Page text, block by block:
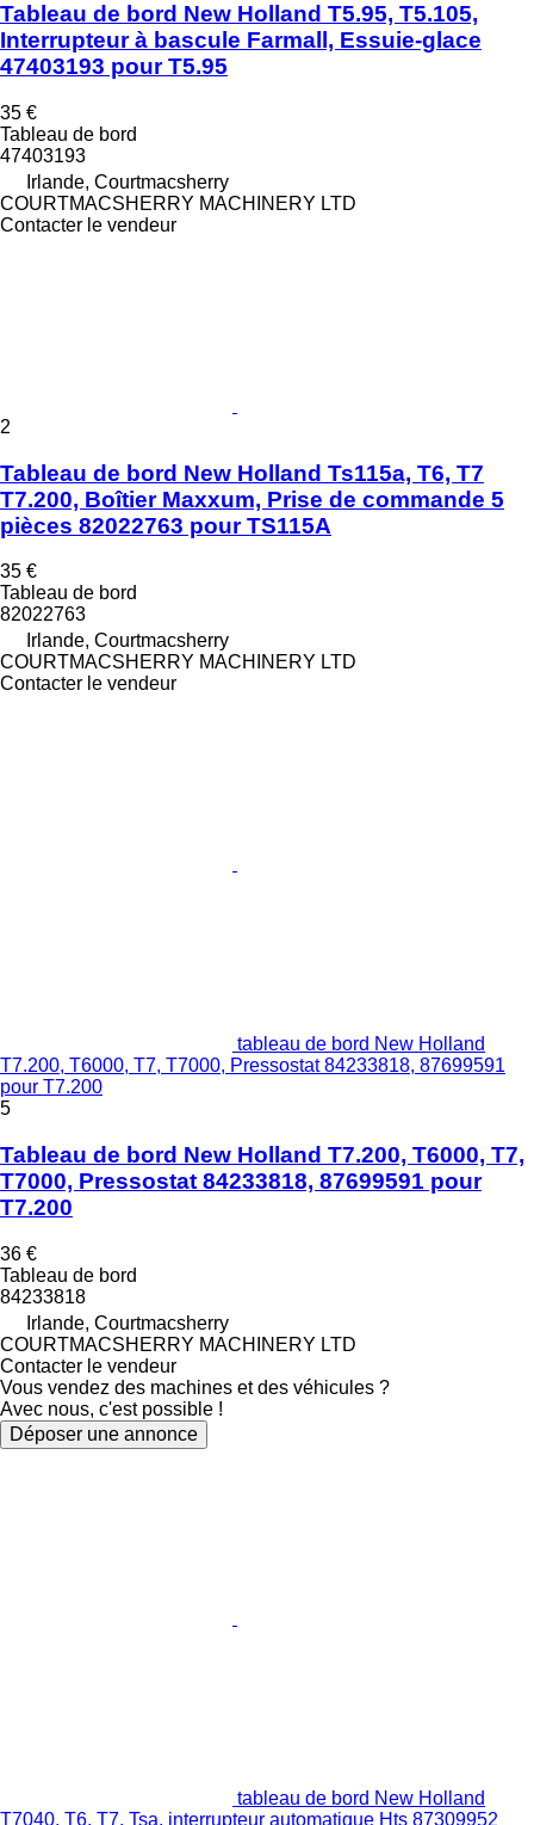
Tableau de bord New Holland T5.95, T5.105,
Interrupteur à bascule Farmall, Essuie-glace
47403193 pour T5.95
35 €
Tableau de bord
47403193
Irlande, Courtmacsherry
COURTMACSHERRY MACHINERY LTD
Contacter le vendeur
2
Tableau de bord New Holland Ts115a, T6, T7
T7.200, Boîtier Maxxum, Prise de commande 5
pièces 82022763 pour TS115A
35 €
Tableau de bord
82022763
Irlande, Courtmacsherry
COURTMACSHERRY MACHINERY LTD
Contacter le vendeur
tableau de bord New Holland
T7.200, T6000, T7, T7000, Pressostat 84233818, 87699591
pour T7.200
5
Tableau de bord New Holland T7.200, T6000, T7,
T7000, Pressostat 84233818, 87699591 pour
T7.200
36 €
Tableau de bord
84233818
Irlande, Courtmacsherry
COURTMACSHERRY MACHINERY LTD
Contacter le vendeur
Vous vendez des machines et des véhicules ?
Avec nous, c'est possible !
Déposer une annonce
tableau de bord New Holland
T7040, T6, T7, Tsa, interrupteur automatique Hts 87309952